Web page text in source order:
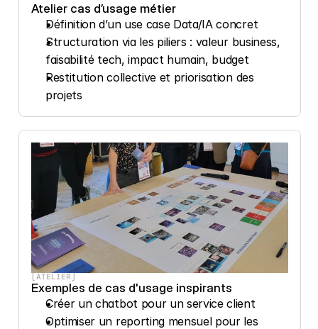
Atelier cas d’usage métier
Définition d’un use case Data/IA concret
Structuration via les piliers : valeur business,
faisabilité tech, impact humain, budget
Restitution collective et priorisation des
projets
[ATELIER]
Exemples de cas d'usage inspirants
Créer un chatbot pour un service client
Optimiser un reporting mensuel pour les